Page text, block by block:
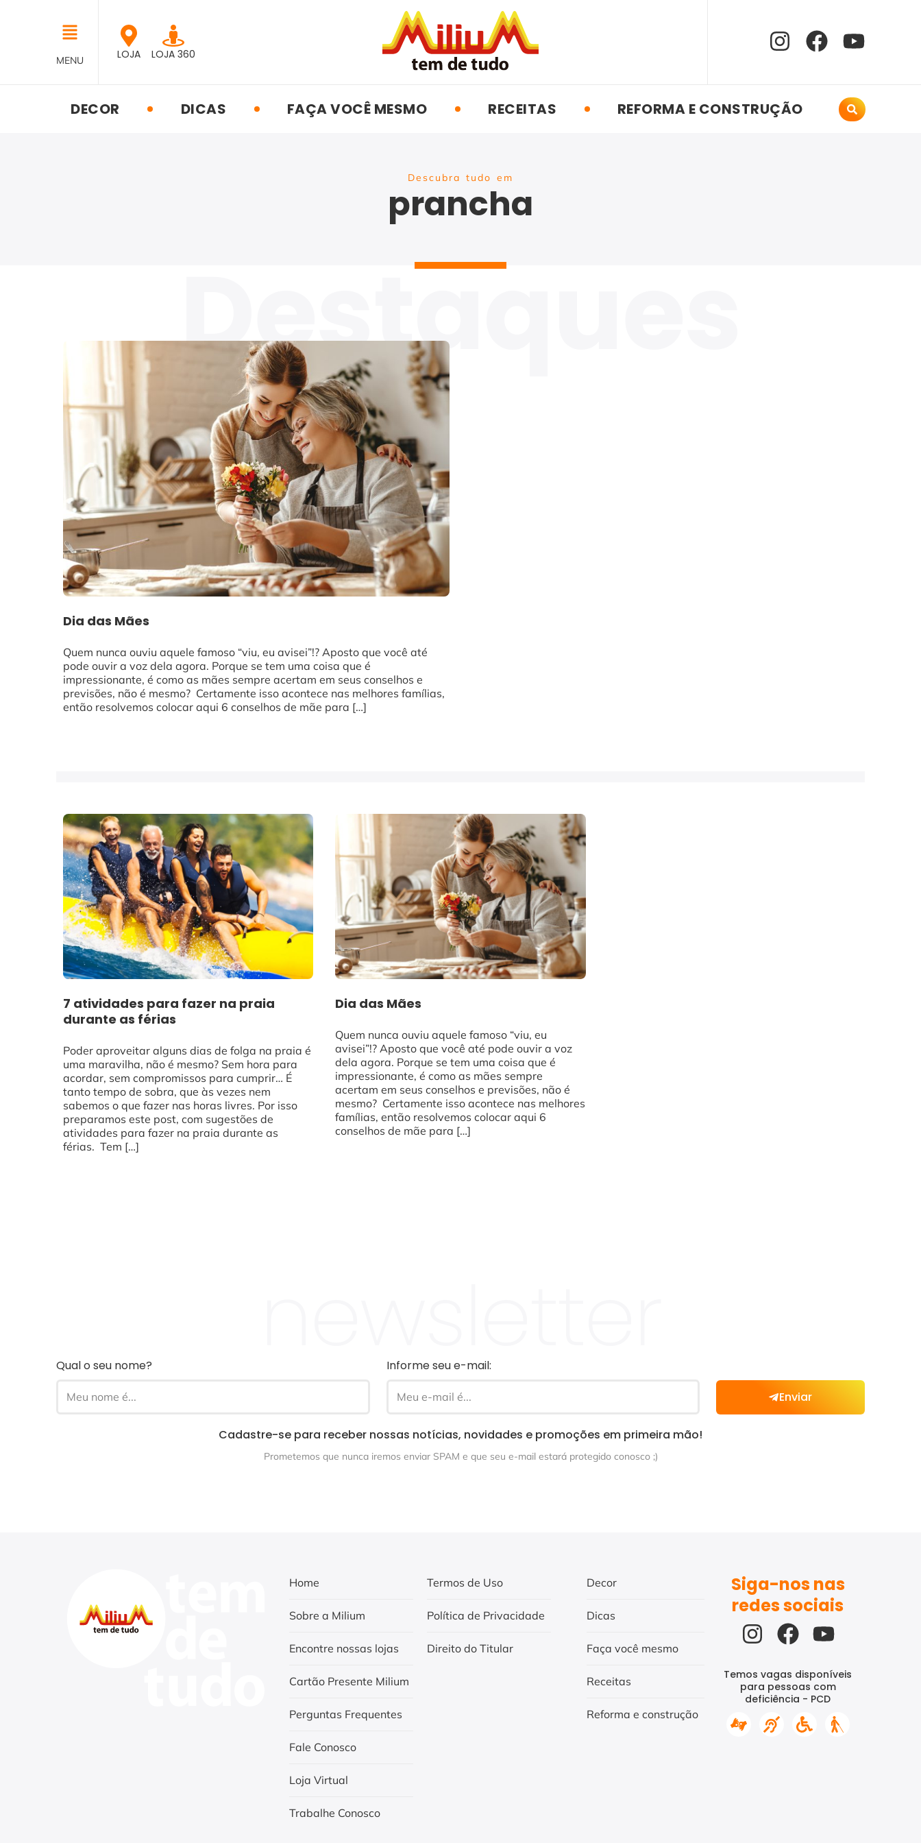
MENU LOJA LOJA 360
DECOR DICAS FAÇA VOCÊ MESMO RECEITAS REFORMA E CONSTRUÇÃO
Descubra tudo em
prancha
Dia das Mães
Quem nunca ouviu aquele famoso “viu, eu avisei”!? Aposto que você até
pode ouvir a voz dela agora. Porque se tem uma coisa que é
impressionante, é como as mães sempre acertam em seus conselhos e
previsões, não é mesmo? Certamente isso acontece nas melhores famílias,
então resolvemos colocar aqui 6 conselhos de mãe para […]
7 atividades para fazer na praia
durante as férias
Poder aproveitar alguns dias de folga na praia é
uma maravilha, não é mesmo? Sem hora para
acordar, sem compromissos para cumprir… É
tanto tempo de sobra, que às vezes nem
sabemos o que fazer nas horas livres. Por isso
preparamos este post, com sugestões de
atividades para fazer na praia durante as
férias. Tem […]
Dia das Mães
Quem nunca ouviu aquele famoso “viu, eu
avisei”!? Aposto que você até pode ouvir a voz
dela agora. Porque se tem uma coisa que é
impressionante, é como as mães sempre
acertam em seus conselhos e previsões, não é
mesmo? Certamente isso acontece nas melhores
famílias, então resolvemos colocar aqui 6
conselhos de mãe para […]
Qual o seu nome?
Informe seu e-mail:
Enviar
Cadastre-se para receber nossas notícias, novidades e promoções em primeira mão!
Prometemos que nunca iremos enviar SPAM e que seu e-mail estará protegido conosco ;)
Home
Sobre a Milium
Encontre nossas lojas
Cartão Presente Milium
Perguntas Frequentes
Fale Conosco
Loja Virtual
Trabalhe Conosco
Termos de Uso
Política de Privacidade
Direito do Titular
Decor
Dicas
Faça você mesmo
Receitas
Reforma e construção
Siga-nos nas
redes sociais
Temos vagas disponíveis
para pessoas com
deficiência - PCD